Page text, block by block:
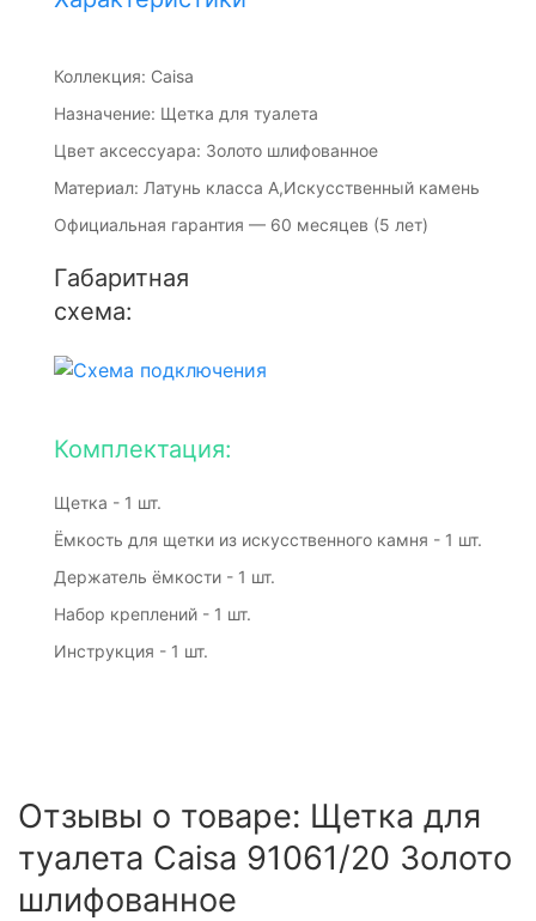
Коллекция: Caisa
Назначение: Щетка для туалета
Цвет аксессуара: Золото шлифованное
Материал: Латунь класса А,Искусственный камень
Официальная гарантия — 60 месяцев (5 лет)
Габаритная
схема:
Комплектация:
Щетка - 1 шт.
Ёмкость для щетки из искусственного камня - 1 шт.
Держатель ёмкости - 1 шт.
Набор креплений - 1 шт.
Инструкция - 1 шт.
Отзывы о товаре: Щетка для
туалета Caisa 91061/20 Золото
шлифованное